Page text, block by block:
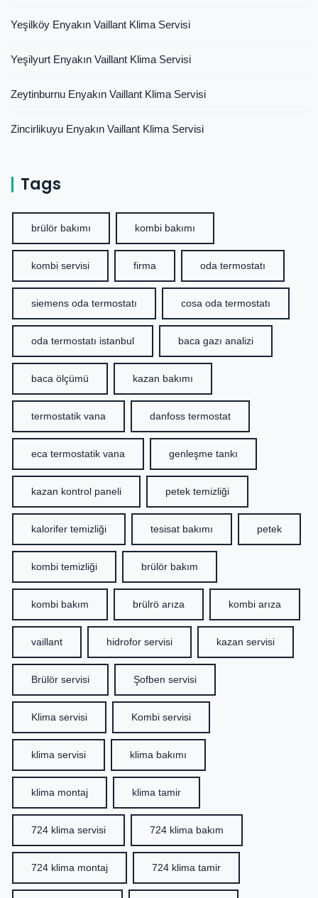
Yeşilköy Enyakın Vaillant Klima Servisi
Yeşilyurt Enyakın Vaillant Klima Servisi
Zeytinburnu Enyakın Vaillant Klima Servisi
Zincirlikuyu Enyakın Vaillant Klima Servisi
Tags
brülör bakımı kombi bakımı
kombi servisi firma oda termostatı
siemens oda termostatı cosa oda termostatı
oda termostatı istanbul baca gazı analizi
baca ölçümü kazan bakımı
termostatik vana danfoss termostat
eca termostatik vana genleşme tankı
kazan kontrol paneli petek temizliği
kalorifer temizliği tesisat bakımı petek
kombi temizliği brülör bakım
kombi bakım brülrö arıza kombi arıza
vaillant hidrofor servisi kazan servisi
Brülör servisi Şofben servisi
Klima servisi Kombi servisi
klima servisi klima bakımı
klima montaj klima tamir
724 klima servisi 724 klima bakım
724 klima montaj 724 klima tamir